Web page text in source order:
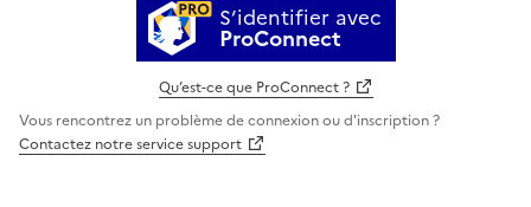
S’identifier avec
ProConnect
Qu’est-ce que ProConnect ?
Vous rencontrez un problème de connexion ou d'inscription ?
Contactez notre service support